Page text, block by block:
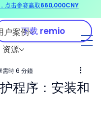
户案例
资源
下载 remio
程序：安装和
需時 6 分鐘
点击参赛赢取660,000CNY